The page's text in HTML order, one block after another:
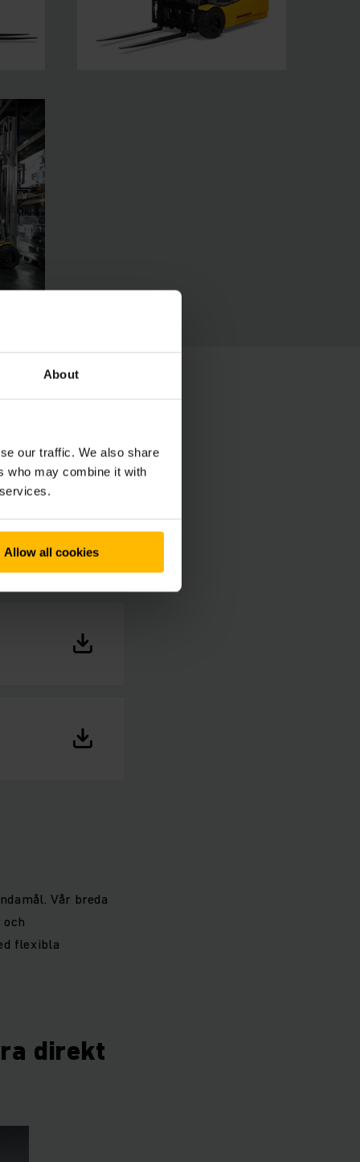
About
our traffic. We also share
who may combine it with
Allow all cookies
Vår breda
flexibla
direkt